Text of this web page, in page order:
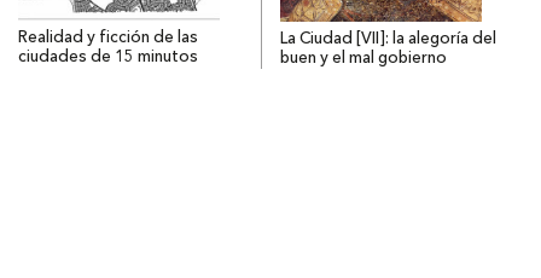
Realidad y ficción de las
ciudades de 15 minutos
La Ciudad [VII]: la alegoría del
buen y el mal gobierno